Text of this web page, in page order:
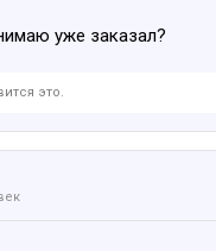
уже заказал?
это.